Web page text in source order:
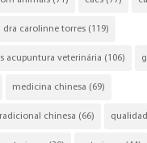
dra carolinne torres(119)
acupuntura veterinária (106)
medicina chinesa (69)
chinesa (66)